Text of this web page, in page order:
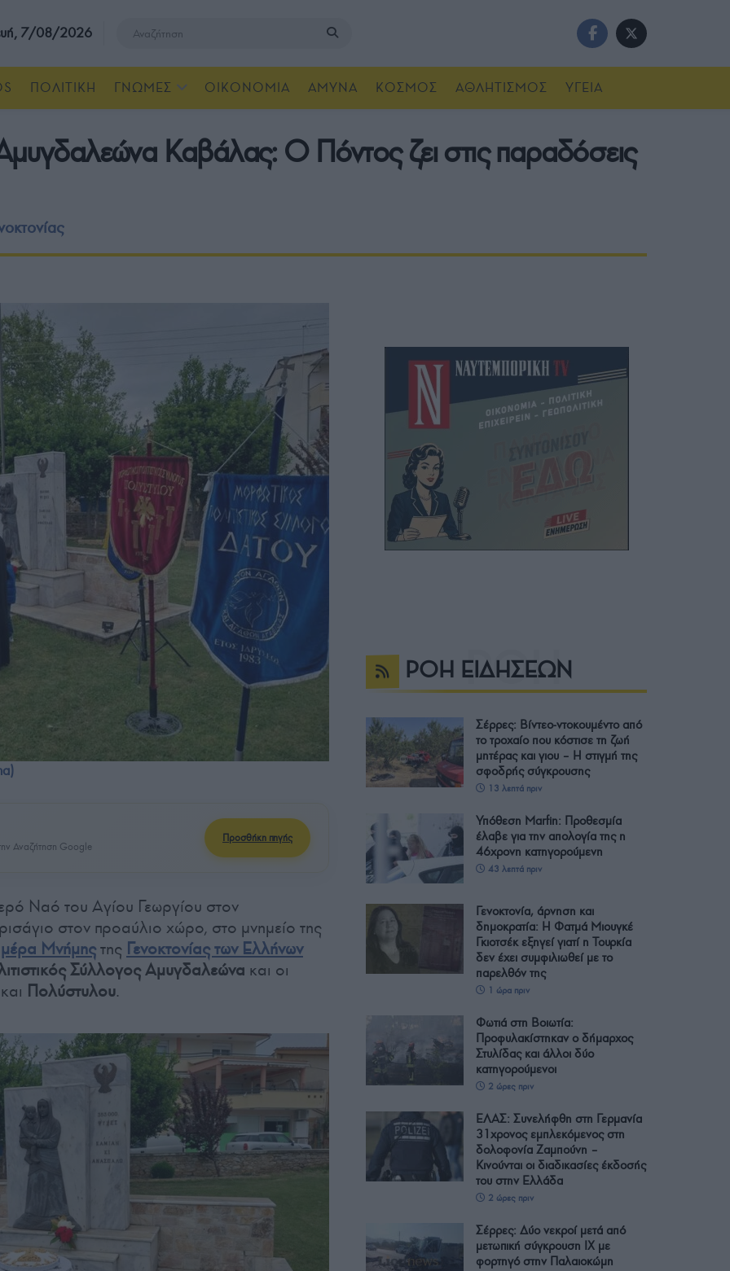
7/08/2026
ΠΟΛΙΤΙΚΗ ΓΝΩΜΕΣ ΟΙΚΟΝΟΜΙΑ ΑΜΥΝΑ ΚΟΣΜΟΣ ΑΘΛΗΤΙΣΜΟΣ ΥΓΕΙΑ
Καβάλας: Ο Πόντος ζει στις παραδόσεις
Αναζήτηση Google
Προσθήκη πηγής
Ναό του Αγίου Γεωργίου στον
στον προαύλιο χώρο, στο μνημείο της
Μνήμηςτης Γενοκτονίας των Ελλήνων
Σύλλογος Αμυγδαλεώνα και οι
και Πολύστυλου.
ΡΟΗ ΕΙΔΗΣΕΩΝ
Σέρρες: Βίντεο-ντοκουμέντο από
το τροχαίο που κόστισε τη ζωή
μητέρας και γιου – Η στιγμή της
σφοδρής σύγκρουσης
13 λεπτά πριν
Υπόθεση Marfin: Προθεσμία
έλαβε για την απολογία της η
46χρονη κατηγορούμενη
43 λεπτά πριν
Γενοκτονία, άρνηση και
δημοκρατία: Η Φατμά Μιουγκέ
Γκιοτσέκ εξηγεί γιατί η Τουρκία
δεν έχει συμφιλιωθεί με το
παρελθόν της
1 ώρα πριν
Φωτιά στη Βοιωτία:
Προφυλακίστηκαν ο δήμαρχος
Στυλίδας και άλλοι δύο
κατηγορούμενοι
2 ώρες πριν
ΕΛΑΣ: Συνελήφθη στη Γερμανία
31χρονος εμπλεκόμενος στη
δολοφονία Ζαμπούνη –
Κινούνται οι διαδικασίες έκδοσής
του στην Ελλάδα
2 ώρες πριν
Σέρρες: Δύο νεκροί μετά από
μετωπική σύγκρουση ΙΧ με
φορτηγό στην Παλαιοκώμη